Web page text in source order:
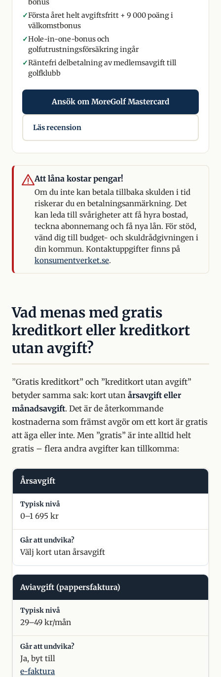
✓Första året helt avgiftsfritt + 9 000 poäng i
välkomstbonus
✓Hole-in-one-bonus och
golfutrustningsförsäkring ingår
✓Räntefri delbetalning av medlemsavgift till
golfklubb
Ansök om MoreGolf Mastercard
Läs recension
Att låna kostar pengar!
Om du inte kan betala tillbaka skulden i tid
riskerar du en betalningsanmärkning. Det
kan leda till svårigheter att få hyra bostad,
teckna abonnemang och få nya lån. För stöd,
vänd dig till budget- och skuldrådgivningen i
din kommun. Kontaktuppgifter finns på
konsumentverket.se.
Vad menas med gratis
kreditkort eller kreditkort
utan avgift?
”Gratis kreditkort” och ”kreditkort utan avgift”
betyder samma sak: kort utan årsavgift eller
månadsavgift. Det är de återkommande
kostnaderna som främst avgör om ett kort är gratis
att äga eller inte. Men ”gratis” är inte alltid helt
gratis – flera andra avgifter kan tillkomma:
Årsavgift
0–1 695 kr
Välj kort utan årsavgift
Aviavgift (pappersfaktura)
29–49 kr/mån
Ja, byt till
e-faktura